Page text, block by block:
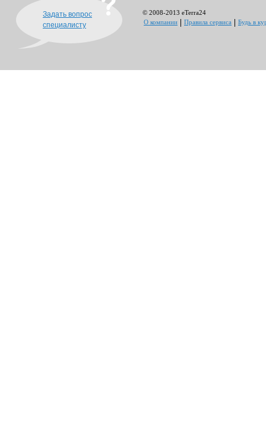
Задать вопрос
специалисту
© 2008-2013 eTerra24
О компании
Правила сервиса Будь в